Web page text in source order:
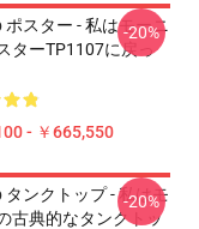
ポスター - 私はモーニ
ターTP1107に戻っ
- ￥665,550
-20%
タンクトップ - 私はモ
古典的なタンクトッ
-20%